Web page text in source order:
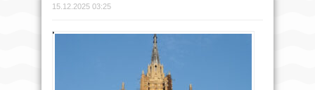
15.12.2025 03:25